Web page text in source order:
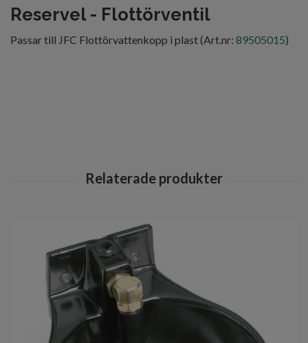
Reservel - Flottörventil
Passar till JFC Flottörvattenkopp i plast (Art.nr: 89505015)